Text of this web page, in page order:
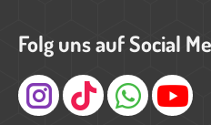
Folg uns auf Social
Instagram